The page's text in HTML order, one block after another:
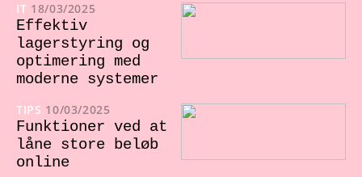
IT 18/03/2025
Effektiv
lagerstyring og
optimering med
moderne systemer
TIPS 10/03/2025
Funktioner ved at
låne store beløb
online